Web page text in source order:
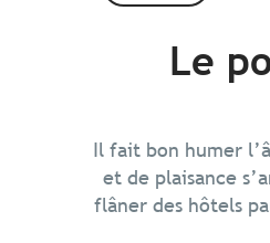
Le
Il fait bon humer
et de plaisance
flâner des hôtels